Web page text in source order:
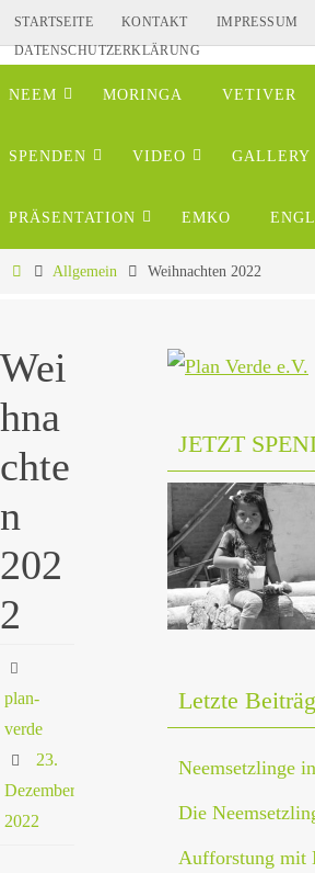
Zum
Inhalt
springen
STARTSEITE KONTAKT
IMPRESSUM
DATENSCHUTZERKLÄRUNG
Inhalt
NEEM MORINGA VETIVER
SPENDEN VIDEO GALLERY
PRÄSENTATION EMKO
HomeAllgemein Weihnachten 2022
Wei
hna
chte
n
202
2
plan-
verde
23.
Dezember
2022
JETZT
Letzte
Neemsetzlinge
Die
Aufforstung mit